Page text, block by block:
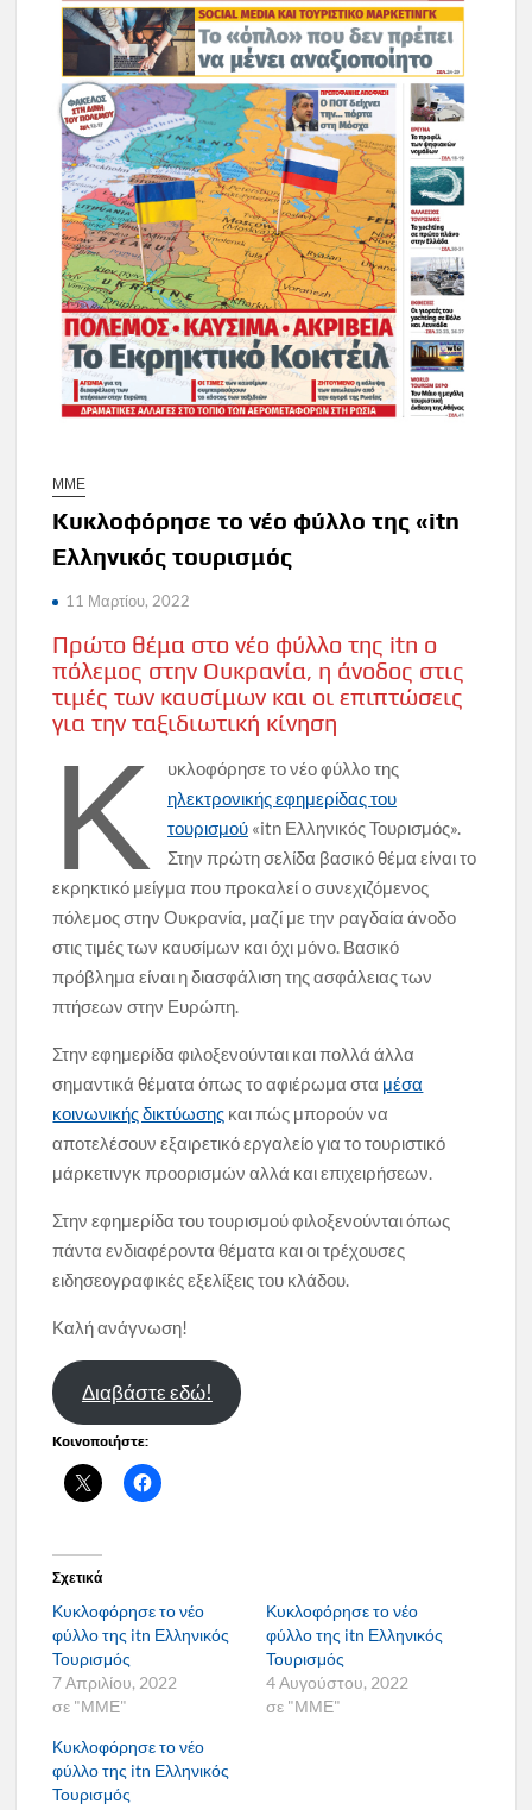
ΜΜΕ
Κυκλοφόρησε το νέο φύλλο της «itn
Ελληνικός τουρισμός
11 Μαρτίου, 2022
Πρώτο θέμα στο νέο φύλλο της itn ο
πόλεμος στην Ουκρανία, η άνοδος στις
τιμές των καυσίμων και οι επιπτώσεις
για την ταξιδιωτική κίνηση
Κ
υκλοφόρησε το νέο φύλλο της
ηλεκτρονικής εφημερίδας του
τουρισμού «itn Ελληνικός Τουρισμός».
Στην πρώτη σελίδα βασικό θέμα είναι το
εκρηκτικό μείγμα που προκαλεί ο συνεχιζόμενος
πόλεμος στην Ουκρανία, μαζί με την ραγδαία άνοδο
στις τιμές των καυσίμων και όχι μόνο. Βασικό
πρόβλημα είναι η διασφάλιση της ασφάλειας των
πτήσεων στην Ευρώπη.
Στην εφημερίδα φιλοξενούνται και πολλά άλλα
σημαντικά θέματα όπως το αφιέρωμα στα μέσα
κοινωνικής δικτύωσης και πώς μπορούν να
αποτελέσουν εξαιρετικό εργαλείο για το τουριστικό
μάρκετινγκ προορισμών αλλά και επιχειρήσεων.
Στην εφημερίδα του τουρισμού φιλοξενούνται όπως
πάντα ενδιαφέροντα θέματα και οι τρέχουσες
ειδησεογραφικές εξελίξεις του κλάδου.
Καλή ανάγνωση!
Διαβάστε εδώ!
Κοινοποιήστε:
Σχετικά
Κυκλοφόρησε το νέο
φύλλο της itn Ελληνικός
Τουρισμός
7 Απριλίου, 2022
σε "ΜΜΕ"
Κυκλοφόρησε το νέο
φύλλο της itn Ελληνικός
Τουρισμός
4 Αυγούστου, 2022
σε "ΜΜΕ"
Κυκλοφόρησε το νέο
φύλλο της itn Ελληνικός
Τουρισμός